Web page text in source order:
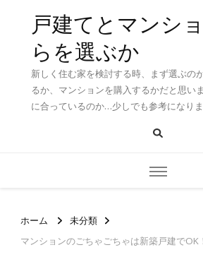
戸建てとマンシ
らを選ぶか
新しく住む家を検討する時、まず選ぶの
るか、マンションを購入するかだと思い
に合っているのか…少しでも参考になりま
ホーム
未分類
マンションのごちゃごちゃは新築戸建でOK！